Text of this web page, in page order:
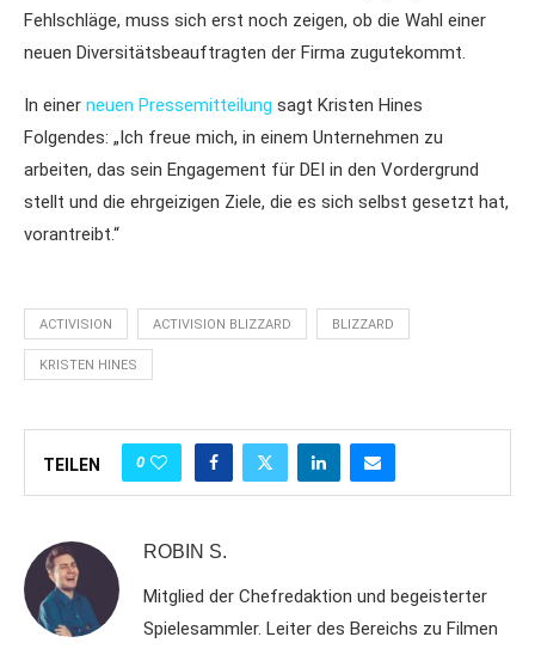
Fehlschläge, muss sich erst noch zeigen, ob die Wahl einer
neuen Diversitätsbeauftragten der Firma zugutekommt.
In einer neuen Pressemitteilung sagt Kristen Hines
Folgendes: „Ich freue mich, in einem Unternehmen zu
arbeiten, das sein Engagement für DEI in den Vordergrund
stellt und die ehrgeizigen Ziele, die es sich selbst gesetzt hat,
vorantreibt.“
ACTIVISION ACTIVISION BLIZZARD BLIZZARD
KRISTEN HINES
TEILEN 0
ROBIN S.
Mitglied der Chefredaktion und begeisterter
Spielesammler. Leiter des Bereichs zu Filmen